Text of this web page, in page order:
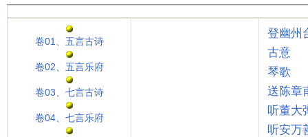
卷01、五言古诗
卷02、五言乐府
卷03、七言古诗
卷04、七言乐府
登幽州
古意
琴歌
送陈章
听董大
听安万